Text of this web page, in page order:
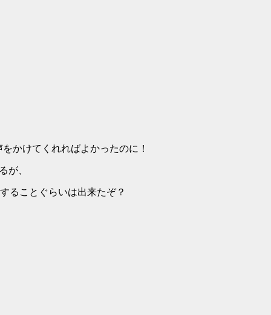
くれればよかったのに！
、
とぐらいは出来たぞ？